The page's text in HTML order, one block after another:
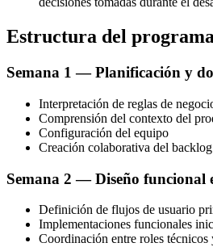
Estructura del
Semana 1 — Planificación y
Interpretación de reglas de
Comprensión del contexto del
Configuración del equipo
Creación colaborativa del
Semana 2 — Diseño funcional
Definición de flujos de usuario
Implementaciones funcionales
Coordinación entre roles técnicos